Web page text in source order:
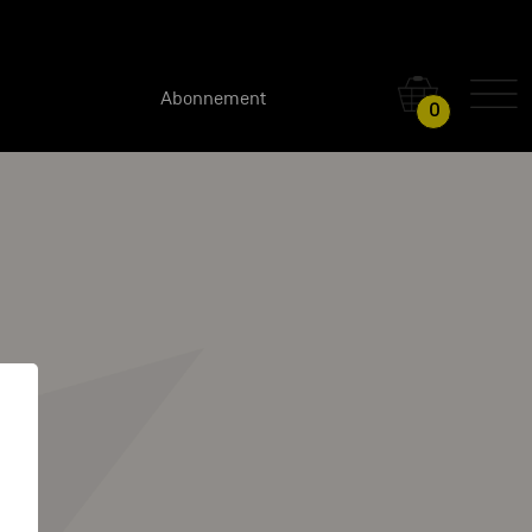
Abonnement
0